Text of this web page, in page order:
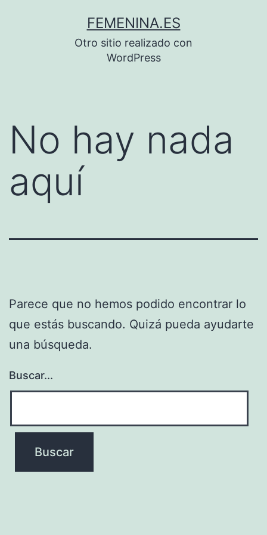
FEMENINA.ES
Otro sitio realizado con
WordPress
No hay nada
aquí
Parece que no hemos podido encontrar lo
que estás buscando. Quizá pueda ayudarte
una búsqueda.
Buscar...